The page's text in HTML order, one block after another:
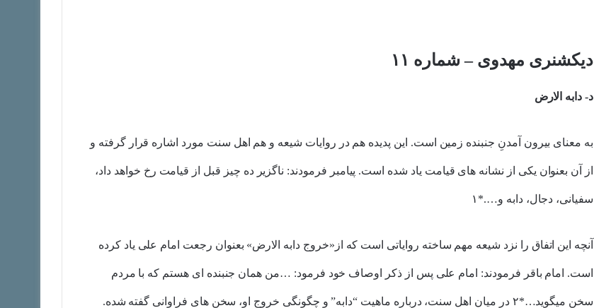
دیکشنری مهدوی – شماره ۱۱
د- دابه الارض
به معنای بیرون آمدنِ جنبنده زمین است. این پدیده هم در روایات شیعه و هم اهل سنت مورد اشاره قرار گرفته و
از آن بعنوان یکی از نشانه های قیامت یاد شده است. پیامبر فرمودند: ناگزیر ده چیز قبل از قیامت رخ خواهد داد،
سفیانی، دجال، دابه و….*۱
آنچه این اتفاق را نزد شیعه مهم ساخته روایاتی است که از«خروج دابه الارض» بعنوان رجعت امام علی یاد کرده
است. امام باقر فرمودند: امام علی پس از ذکر اوصاف خود فرمود: …من همان جنبنده ای هستم که با مردم
سخن میگوید…*۲ در میان اهل سنت، درباره ماهیت “دابه” و چگونگی خروج او، سخن های فراوانی گفته شده.